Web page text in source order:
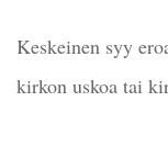
Keskeinen syy
kirkon uskoa tai